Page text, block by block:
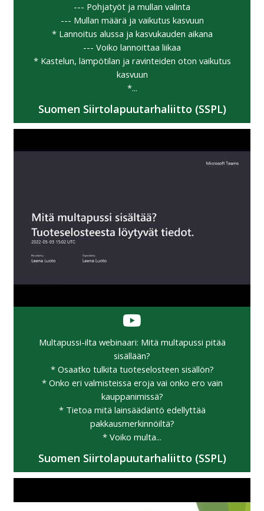
--- Pohjatyöt ja mullan valinta
--- Mullan määrä ja vaikutus kasvuun
* Lannoitus alussa ja kasvukauden aikana
--- Voiko lannoittaa liikaa
* Kastelun, lämpötilan ja ravinteiden oton vaikutus
kasvuun
*...
Suomen Siirtolapuutarhaliitto (SSPL)
Multapussi-ilta webinaari: Mitä multapussi pitää
sisällään?
* Osaatko tulkita tuoteselosteen sisällön?
* Onko eri valmisteissa eroja vai onko ero vain
kauppanimissä?
* Tietoa mitä lainsäädäntö edellyttää
pakkausmerkinnöiltä?
* Voiko multa...
Suomen Siirtolapuutarhaliitto (SSPL)